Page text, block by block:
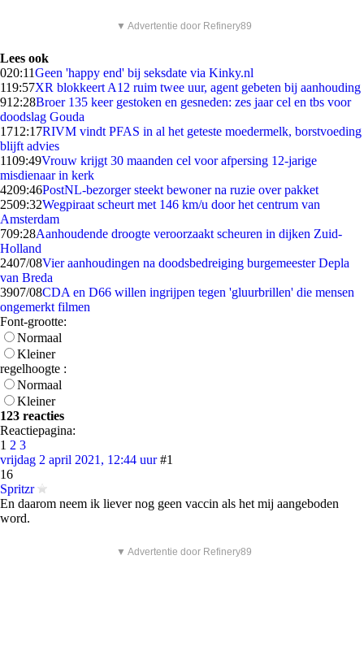
▼ Advertentie door Refinery89
Lees ook
020:11Geen 'happy end' bij seksdate via Kinky.nl
119:57XR blokkeert A12 ruim twee uur, agent gebeten bij aanhouding
912:28Broer 135 keer gestoken en gesneden: zes jaar cel en tbs voor
doodslag Gouda
1712:17RIVM vindt PFAS in al het geteste moedermelk, borstvoeding
blijft advies
1109:49Vrouw krijgt 30 maanden cel voor afpersing 12-jarige
misdienaar in kerk
4209:46PostNL-bezorger steekt bewoner na ruzie over pakket
2509:32Wegpiraat scheurt met 146 km/u door het centrum van
Amsterdam
709:28Aanhoudende droogte veroorzaakt scheuren in dijken Zuid-
Holland
2407/08Vier aanhoudingen na doodsbedreiging burgemeester Depla
van Breda
3907/08CDA en D66 willen ingrijpen tegen 'gluurbrillen' die mensen
ongemerkt filmen
Font-grootte:
Normaal
Kleiner
regelhoogte :
Normaal
Kleiner
123 reacties
Reactiepagina:
1 2 3
vrijdag 2 april 2021, 12:44 uur #1
16
Spritzr
En daarom neem ik liever nog geen vaccin als het mij aangeboden
word.
▼ Advertentie door Refinery89